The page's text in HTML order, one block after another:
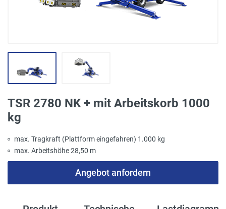
TSR 2780 NK + mit Arbeitskorb 1000
kg
max. Tragkraft (Plattform eingefahren) 1.000 kg
max. Arbeitshöhe 28,50 m
Angebot anfordern